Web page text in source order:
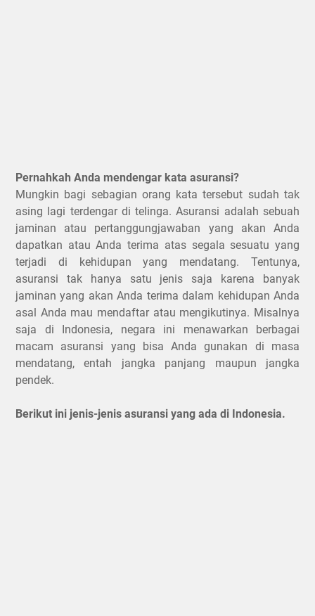
Pernahkah Anda mendengar kata asuransi?
Mungkin bagi sebagian orang kata tersebut sudah tak
asing lagi terdengar di telinga. Asuransi adalah sebuah
jaminan atau pertanggungjawaban yang akan Anda
dapatkan atau Anda terima atas segala sesuatu yang
terjadi di kehidupan yang mendatang. Tentunya,
asuransi tak hanya satu jenis saja karena banyak
jaminan yang akan Anda terima dalam kehidupan Anda
asal Anda mau mendaftar atau mengikutinya. Misalnya
saja di Indonesia, negara ini menawarkan berbagai
macam asuransi yang bisa Anda gunakan di masa
mendatang, entah jangka panjang maupun jangka
pendek.
Berikut ini jenis-jenis asuransi yang ada di Indonesia.